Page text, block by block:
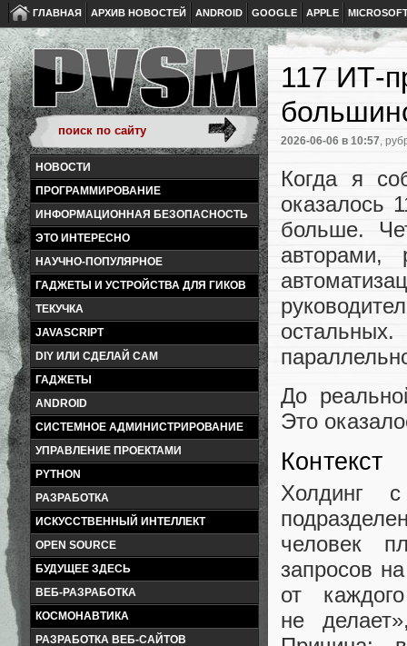
ГЛАВНАЯ АРХИВ НОВОСТЕЙ ANDROID GOOGLE APPLE
НОВОСТИ
ПРОГРАММИРОВАНИЕ
ИНФОРМАЦИОННАЯ БЕЗОПАСНОСТЬ
ЭТО ИНТЕРЕСНО
НАУЧНО-ПОПУЛЯРНОЕ
ГАДЖЕТЫ И УСТРОЙСТВА ДЛЯ ГИКОВ
ТЕКУЧКА
JAVASCRIPT
DIY ИЛИ СДЕЛАЙ САМ
ГАДЖЕТЫ
ANDROID
СИСТЕМНОЕ АДМИНИСТРИРОВАНИЕ
УПРАВЛЕНИЕ ПРОЕКТАМИ
PYTHON
РАЗРАБОТКА
ИСКУССТВЕННЫЙ ИНТЕЛЛЕКТ
OPEN SOURCE
БУДУЩЕЕ ЗДЕСЬ
ВЕБ-РАЗРАБОТКА
КОСМОНАВТИКА
РАЗРАБОТКА ВЕБ-САЙТОВ
117 ИТ-
2026-06-06 в 10:57,
Когда я
оказалось
больше.
До
Это
Контекст
Холдинг с
человек
запросов
от
не